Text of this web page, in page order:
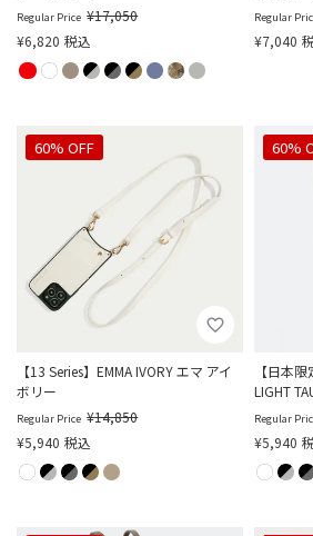
Regular Price ¥17,050
¥6,820 税込
Regular
¥7,040
【13 Series】EMMA IVORY エマ アイ
ボリー
60% OFF
Regular Price ¥14,850
¥5,940 税込
【日本
LIGHT
60%
Regular
¥5,940